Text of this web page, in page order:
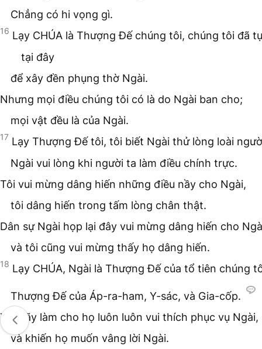
Chẳng có hi vọng gì.
16 Lạy CHÚA là Thượng Đế chúng tôi, chúng tôi đã
tại đây
để xây đền phụng thờ Ngài.
Nhưng mọi điều chúng tôi có là do Ngài ban cho;
mọi vật đều là của Ngài.
17 Lạy Thượng Đế tôi, tôi biết Ngài thử lòng loài
Ngài vui lòng khi người ta làm điều chính trực.
Tôi vui mừng dâng hiến những điều nầy cho Ngài,
tôi dâng hiến trong tấm lòng chân thật.
Dân sự Ngài họp lại đây vui mừng dâng hiến cho
và tôi cũng vui mừng thấy họ dâng hiến.
18 Lạy CHÚA, Ngài là Thượng Đế của tổ tiên chúng
Thượng Đế của Áp-ra-ham, Y-sác, và Gia-cốp.
Xin hãy làm cho họ luôn luôn vui thích phục vụ Ngài,
và khiến họ muốn vâng lời Ngài.